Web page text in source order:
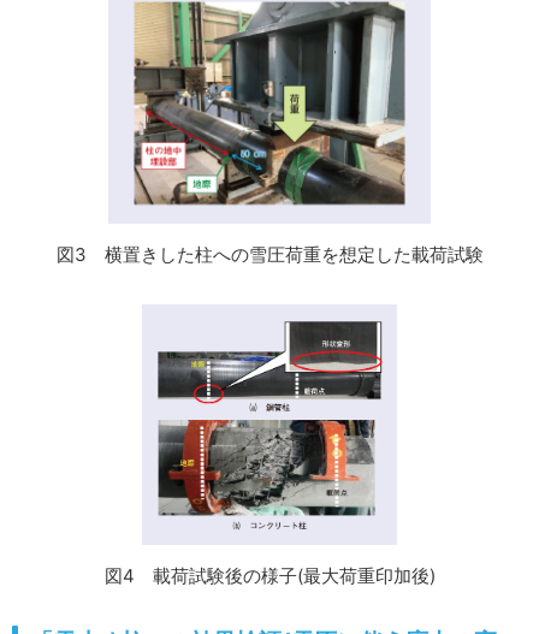
図3 横置きした柱への雪圧荷重を想定した載荷試験
図4 載荷試験後の様子(最大荷重印加後)